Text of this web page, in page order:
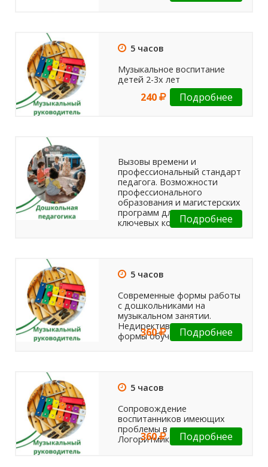
5 часов
Музыкальное воспитание
детей 2-3х лет
240 Подробнее
Вызовы времени и
профессиональный стандарт
педагога. Возможности
профессионального
образования и магистерских
программ для развития
ключевых компетенций...
Подробнее
5 часов
Современные формы работы
с дошкольниками на
музыкальном занятии.
Недирективные, латентные
формы обучения.
360 Подробнее
5 часов
Сопровождение
воспитанников имеющих
проблемы в развитии речи.
Логоритмика.
360 Подробнее